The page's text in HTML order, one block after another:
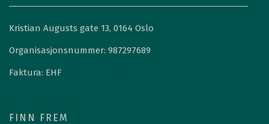
Kristian Augusts gate 13, 0164 Oslo
Organisasjonsnummer: 987297689
Faktura: EHF
FINN FREM